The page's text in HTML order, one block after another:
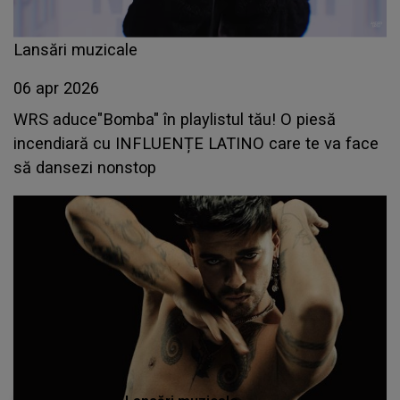
Lansări muzicale
06 apr 2026
WRS aduce"Bomba" în playlistul tău! O piesă
incendiară cu INFLUENȚE LATINO care te va face
să dansezi nonstop